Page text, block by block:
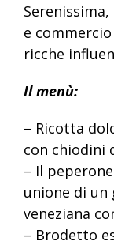
e
ricche
Il menù:
– Ricotta
con chiodini
– Il
unione di
veneziana
– Brodetto